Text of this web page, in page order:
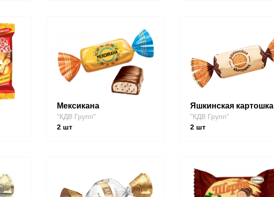
Мексикана
"КДВ Групп"
2шт
Яшкинская картошка
"КДВ Групп"
2 шт